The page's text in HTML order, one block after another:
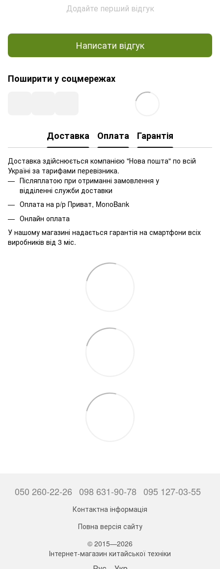
Додайте перший відгук
Написати відгук
Поширити у соцмережах
Доставка Оплата Гарантія
Доставка здійснюється компанією "Нова пошта" по всій
Україні за тарифами перевізника.
Післяплатою при отриманні замовлення у
відділенні служби доставки
Оплата на р/р Приват, MonoBank
Онлайн оплата
У нашому магазині надається гарантія на смартфони всіх
виробників від 3 міс.
050 260-22-26 098 631-90-78 095 127-03-55
Контактна інформація
Повна версія сайту
© 2015—2026
Інтернет-магазин китайської техніки